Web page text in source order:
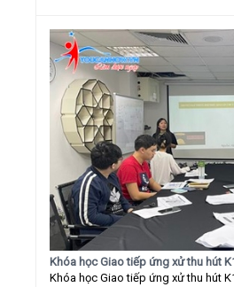
Khóa học Giao tiếp ứng xử thu hút
Khóa học Giao tiếp ứng xử thu hút